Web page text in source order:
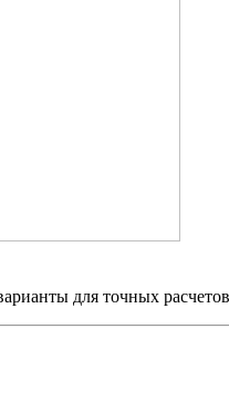
для точных